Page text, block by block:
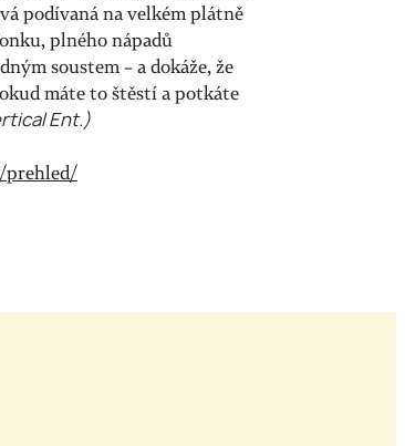
podívaná na velkém plátně
plného nápadů
soustem – a dokáže, že
máte to štěstí a potkáte
Ent.)
prehled/